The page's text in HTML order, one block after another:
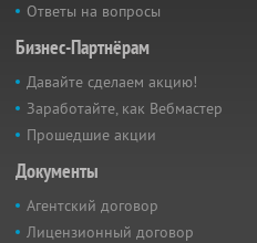
Ответы на вопросы
Бизнес-Партнёрам
Давайте сделаем акцию!
Заработайте, как Вебмастер
Прошедшие акции
Документы
Агентский договор
Лицензионный договор